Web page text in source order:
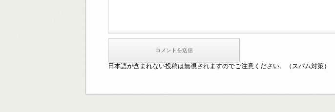
日本語が含まれない投稿は無視されますのでご注意ください。（スパム対策）